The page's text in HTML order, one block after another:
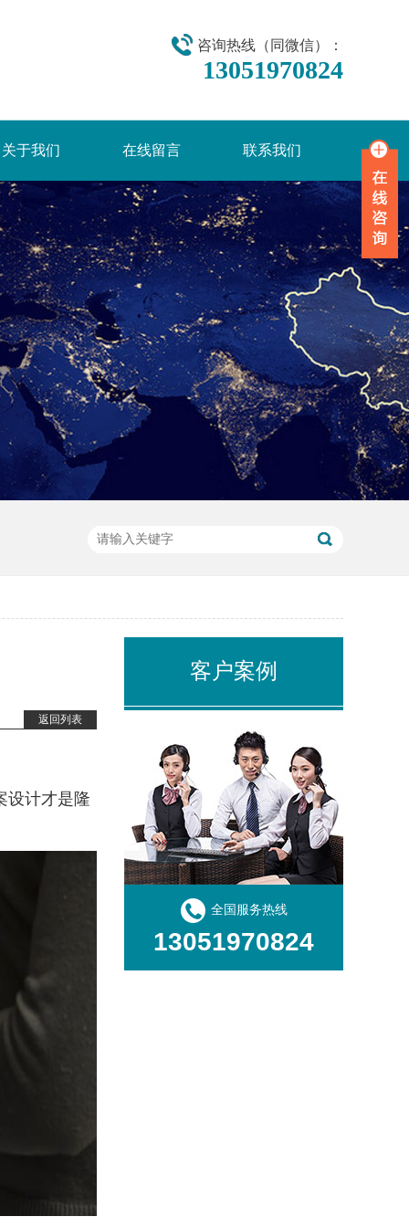
咨询热线（同微信）：
13051970824
关于我们 在线留言 联系我们
返回列表
设计才是隆
客户案例
全国服务热线
13051970824